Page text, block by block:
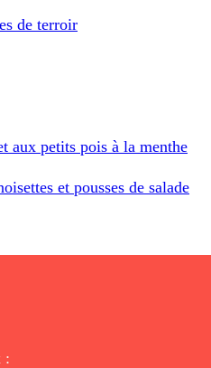
de terroir
aux petits pois à la menthe
et pousses de salade
: